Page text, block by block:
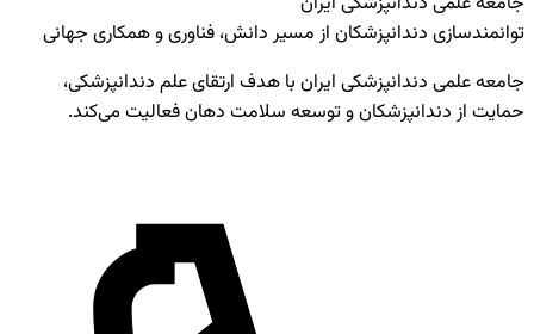
توانمندسازی دندانپزشکان از مسیر دانش، فناوری و همکاری جهانی
جامعه علمی دندانپزشکی ایران با هدف ارتقای علم دندانپزشکی،
حمایت از دندانپزشکان و توسعه سلامت دهان فعالیت می‌کند.